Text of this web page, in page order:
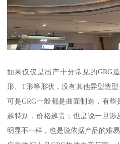
如果仅仅是出产十分常见的GRG
形、T形等形状，没有其他异型造型
可是GRG一般都是曲面制造，有
越特别，价格越贵；也是说一旦
明显不一样，也是说依据产品的难